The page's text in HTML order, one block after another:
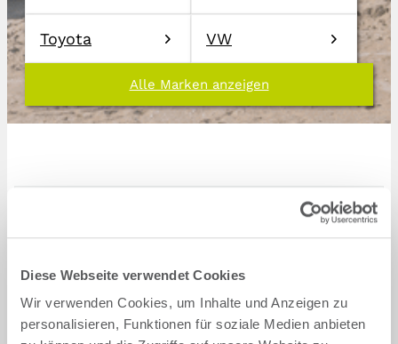
Diese Webseite verwendet Cookies
Wir verwenden Cookies, um Inhalte und Anzeigen zu
personalisieren, Funktionen für soziale Medien anbieten
Toyota VW
Alle Marken anzeigen
BMW 5er Reihe
5er Reihe G5L (G30) Limousine (2017 bis
2023)